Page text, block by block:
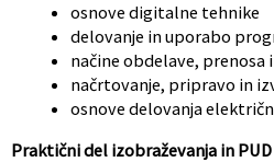
osnove digitalne tehnike
delovanje in uporabo
načine obdelave, prenosa
načrtovanje, pripravo in
osnove delovanja
Praktični del izobraževanja in PUD